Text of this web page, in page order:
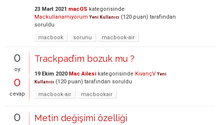
23 Mart 2021 macOS kategorisinde
Mackullanamıyorum Yeni Kullanıcı (120 puan) tarafından
soruldu
macbook
sorunu macbook-air
0
oy
0
cevap
Trackpad’im bozuk mu ?
19 Ekim 2020 Mac Ailesi kategorisinde KıvançV Yeni
Kullanıcı (120 puan) tarafından soruldu
macbook-air
macbookair
0
Metin değişimi özelliği